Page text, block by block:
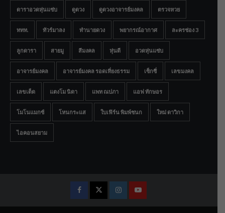
ดาราอวดหุ่นแซ่บ ดูดวง ดูดวงอาจารย์มงคล ตรวจหวย
ททท. ทัวร์มาลง ทำนายดวง พยากรณ์อากาศ ละครช่อง 3
ลูกดารา สายมู สีมงคล หุ่นดี อวดหุ่นแซ่บ
อาจารย์มงคล อาจารย์มงคล รอดเที่ยงธรรม เซ็กซี่ เลขมงคล
เลขเด็ด แตงโม นิดา แพท ณปภา แอฟ ทักษอร
โมโนแมกซ์ โหนกระแส ใบเฟิร์น พิมพ์ชนก ใหม่ ดาวิกา
ไอคอนสยาม
FacebookTwitterInstagramYoutube